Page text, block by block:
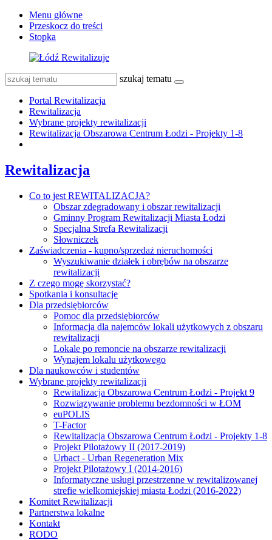
Menu główne
Przeskocz do treści
Stopka
szukaj tematu
Portal Rewitalizacja
Rewitalizacja
Wybrane projekty rewitalizacji
Rewitalizacja Obszarowa Centrum Łodzi - Projekty 1-8
Rewitalizacja
Co to jest REWITALIZACJA?
Obszar zdegradowany i obszar rewitalizacji
Gminny Program Rewitalizacji Miasta Łodzi
Specjalna Strefa Rewitalizacji
Słowniczek
Zaświadczenia - kupno/sprzedaż nieruchomości
Wyszukiwanie działek i obrębów na obszarze
rewitalizacji
Z czego mogę skorzystać?
Spotkania i konsultacje
Dla przedsiębiorców
Pomoc dla przedsiębiorców
Informacja dla najemców lokali użytkowych z obszaru
rewitalizacji
Lokale po remoncie na obszarze rewitalizacji
Wynajem lokalu użytkowego
Dla naukowców i studentów
Wybrane projekty rewitalizacji
Rewitalizacja Obszarowa Centrum Łodzi - Projekt 9
Rozwiązywanie problemu bezdomności w ŁOM
euPOLIS
T-Factor
Rewitalizacja Obszarowa Centrum Łodzi - Projekty 1-8
Projekt Pilotażowy II (2017-2019)
Urbact - Urban Regeneration Mix
Projekt Pilotażowy I (2014-2016)
Informatyczne usługi przestrzenne w rewitalizowanej
strefie wielkomiejskiej miasta Łodzi (2016-2022)
Komitet Rewitalizacji
Partnerstwa lokalne
Kontakt
RODO